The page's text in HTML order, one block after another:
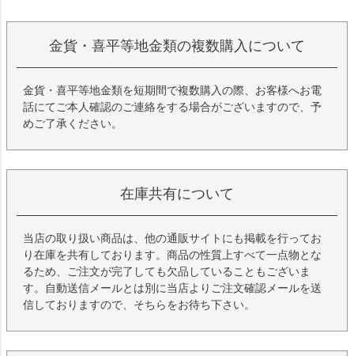
金貨・喜平等地金類の複数購入について
金貨・喜平等地金類を短期間で複数購入の際、お客様へお電
話にてご本人確認のご連絡をする場合がございますので、予
めご了承ください。
在庫共有について
当店の取り扱い商品は、他の通販サイトにも掲載を行ってお
り在庫を共有しております。商品の性質上すべて一点物とな
るため、ご注文が完了しても欠品していることもございま
す。自動送信メールとは別に当店よりご注文確認メールを送
信しておりますので、そちらをお待ち下さい。